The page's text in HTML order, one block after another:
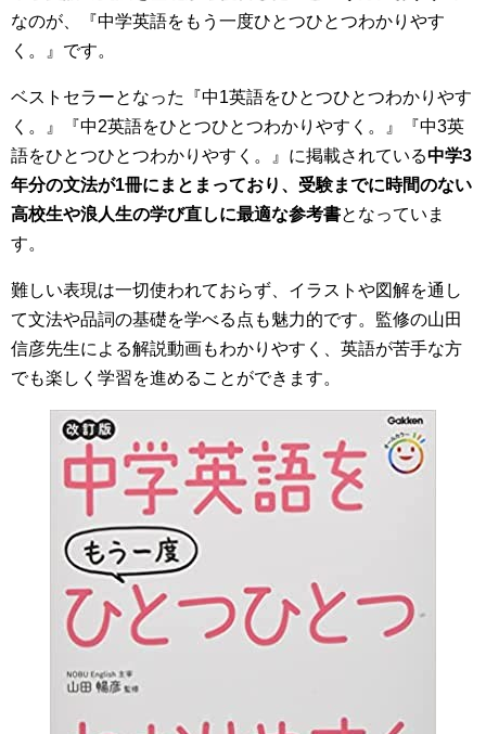
なのが、『中学英語をもう一度ひとつひとつわかりやす
く。』です。
ベストセラーとなった『中1英語をひとつひとつわかりやす
く。』『中2英語をひとつひとつわかりやすく。』『中3英
語をひとつひとつわかりやすく。』に掲載されている中学3
年分の文法が1冊にまとまっており、受験までに時間のない
高校生や浪人生の学び直しに最適な参考書となっていま
す。
難しい表現は一切使われておらず、イラストや図解を通し
て文法や品詞の基礎を学べる点も魅力的です。監修の山田
信彦先生による解説動画もわかりやすく、英語が苦手な方
でも楽しく学習を進めることができます。